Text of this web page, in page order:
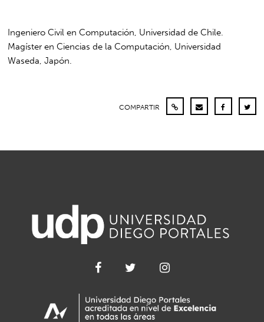
Ingeniero Civil en Computación, Universidad de Chile.
Magíster en Ciencias de la Computación, Universidad
Waseda, Japón.
COMPARTIR